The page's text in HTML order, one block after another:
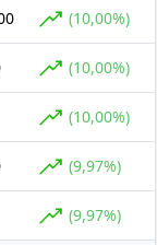
(10,00%)
(10,00%)
(10,00%)
(9,97%)
(9,97%)